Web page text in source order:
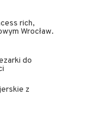
rich,
Wrocław.
do
z